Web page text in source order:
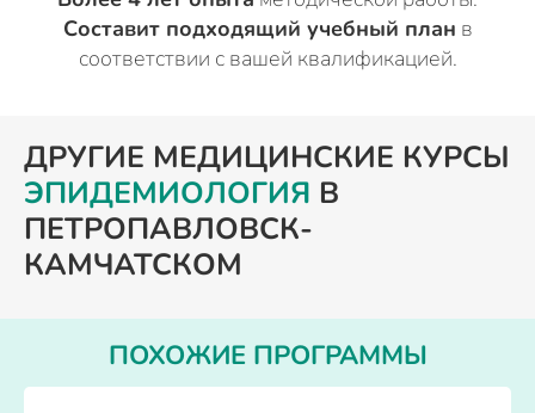
Составит подходящий учебный план в
соответствии с вашей квалификацией.
ДРУГИЕ МЕДИЦИНСКИЕ КУРСЫ
ЭПИДЕМИОЛОГИЯ В
ПЕТРОПАВЛОВСК-
КАМЧАТСКОМ
ПОХОЖИЕ ПРОГРАММЫ